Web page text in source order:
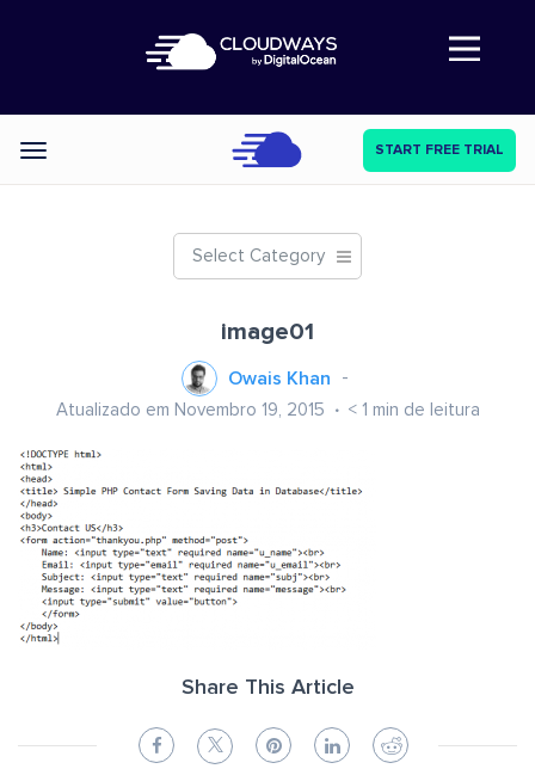
Abre a navegação
Categories START FREE TRIAL
Select Category
image01
Owais Khan
Atualizado em Novembro 19, 2015 < 1 min de leitura
Share This Article